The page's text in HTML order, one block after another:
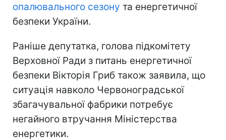
опалювального сезону та енергетичної
безпеки України.
Раніше депутатка, голова підкомітету
Верховної Ради з питань енергетичної
безпеки Вікторія Гриб також заявила, що
ситуація навколо Червоноградської
збагачувальної фабрики потребує
негайного втручання Міністерства
енергетики.